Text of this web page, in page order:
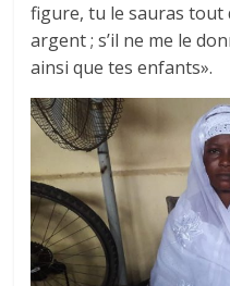
figure, tu le sauras tout
argent ; s’il ne me le
ainsi que tes enfants».